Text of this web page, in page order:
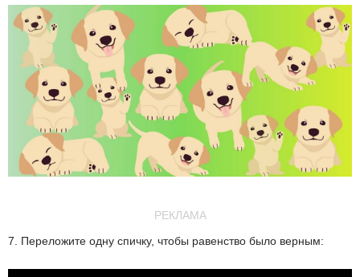
РЕКЛАМА
7. Переложите одну спичку, чтобы равенство было верным: